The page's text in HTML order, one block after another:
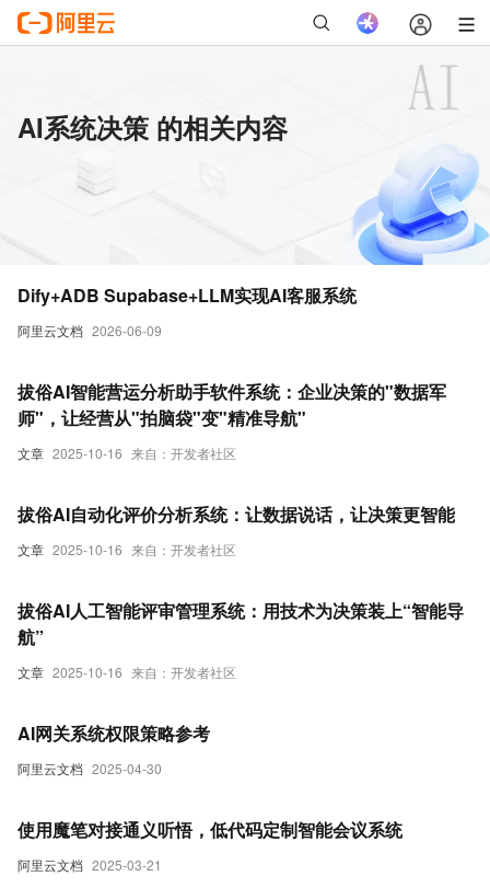
AI系统决策 的相关内容
阿里云文档 2026-06-09
Dify+ADB Supabase+LLM实现AI客服系统
文章 2025-10-16 来自：开发者社区
拔俗AI智能营运分析助手软件系统：企业决策的"数据军
师"，让经营从"拍脑袋"变"精准导航"
文章 2025-10-16 来自：开发者社区
拔俗AI自动化评价分析系统：让数据说话，让决策更智能
文章 2025-10-16 来自：开发者社区
拔俗AI人工智能评审管理系统：用技术为决策装上“智能导
航”
阿里云文档 2025-04-30
AI网关系统权限策略参考
阿里云文档 2025-03-21
使用魔笔对接通义听悟，低代码定制智能会议系统